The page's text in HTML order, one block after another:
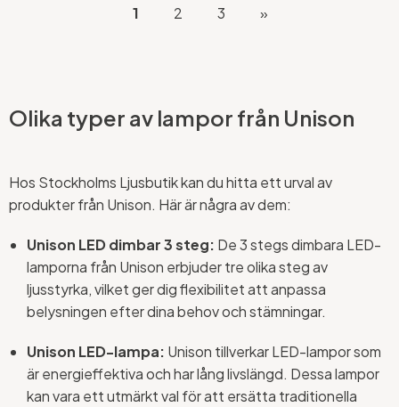
1 2 3 »
Olika typer av lampor från Unison
Hos Stockholms Ljusbutik kan du hitta ett urval av
produkter från Unison. Här är några av dem:
Unison LED dimbar 3 steg: De 3 stegs dimbara LED-
lamporna från Unison erbjuder tre olika steg av
ljusstyrka, vilket ger dig flexibilitet att anpassa
belysningen efter dina behov och stämningar.
Unison LED-lampa: Unison tillverkar LED-lampor som
är energieffektiva och har lång livslängd. Dessa lampor
kan vara ett utmärkt val för att ersätta traditionella